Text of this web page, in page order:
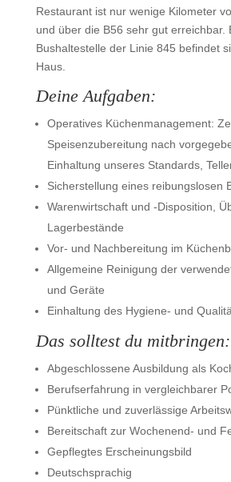
Restaurant ist nur wenige Kilometer
und über die B56 sehr gut erreichbar.
Bushaltestelle der Linie 845 befindet
Haus.
Deine Aufgaben:
Operatives Küchenmanagement:
Speisenzubereitung nach
Einhaltung unseres Standards,
Sicherstellung eines reibungslosen
Warenwirtschaft und -Disposition,
Lagerbestände
Vor- und Nachbereitung im
Allgemeine Reinigung der
und Geräte
Einhaltung des Hygiene- und
Das solltest du mitbringen:
Abgeschlossene Ausbildung als
Berufserfahrung in vergleichbarer
Pünktliche und zuverlässige
Bereitschaft zur Wochenend- und
Gepflegtes Erscheinungsbild
Deutschsprachig